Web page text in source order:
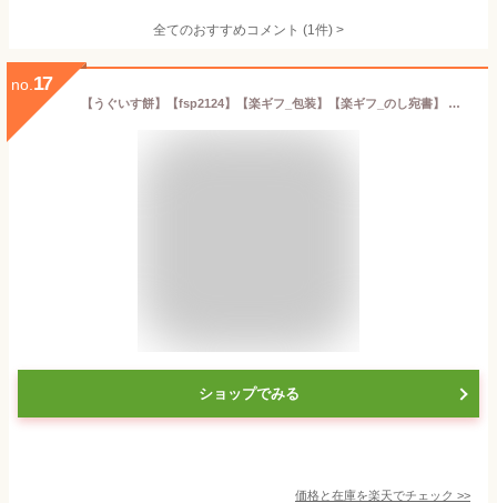
全てのおすすめコメント (1件) >
no. 17
【うぐいす餅】【fsp2124】【楽ギフ_包装】【楽ギフ_のし宛書】 詰合せ（御城之口餅6個入／菊之寿4個入／栗饅頭4個入）【ギフト セット/詰合せ/和菓子/奈良/まんじゅう/進物/きな粉餅/お菓子/老舗/名物/詰め合わせ/おもち/お礼/お土産/贈り物/スイーツ/御菓子/高級和菓子】
ショップでみる
価格と在庫を楽天でチェック >>